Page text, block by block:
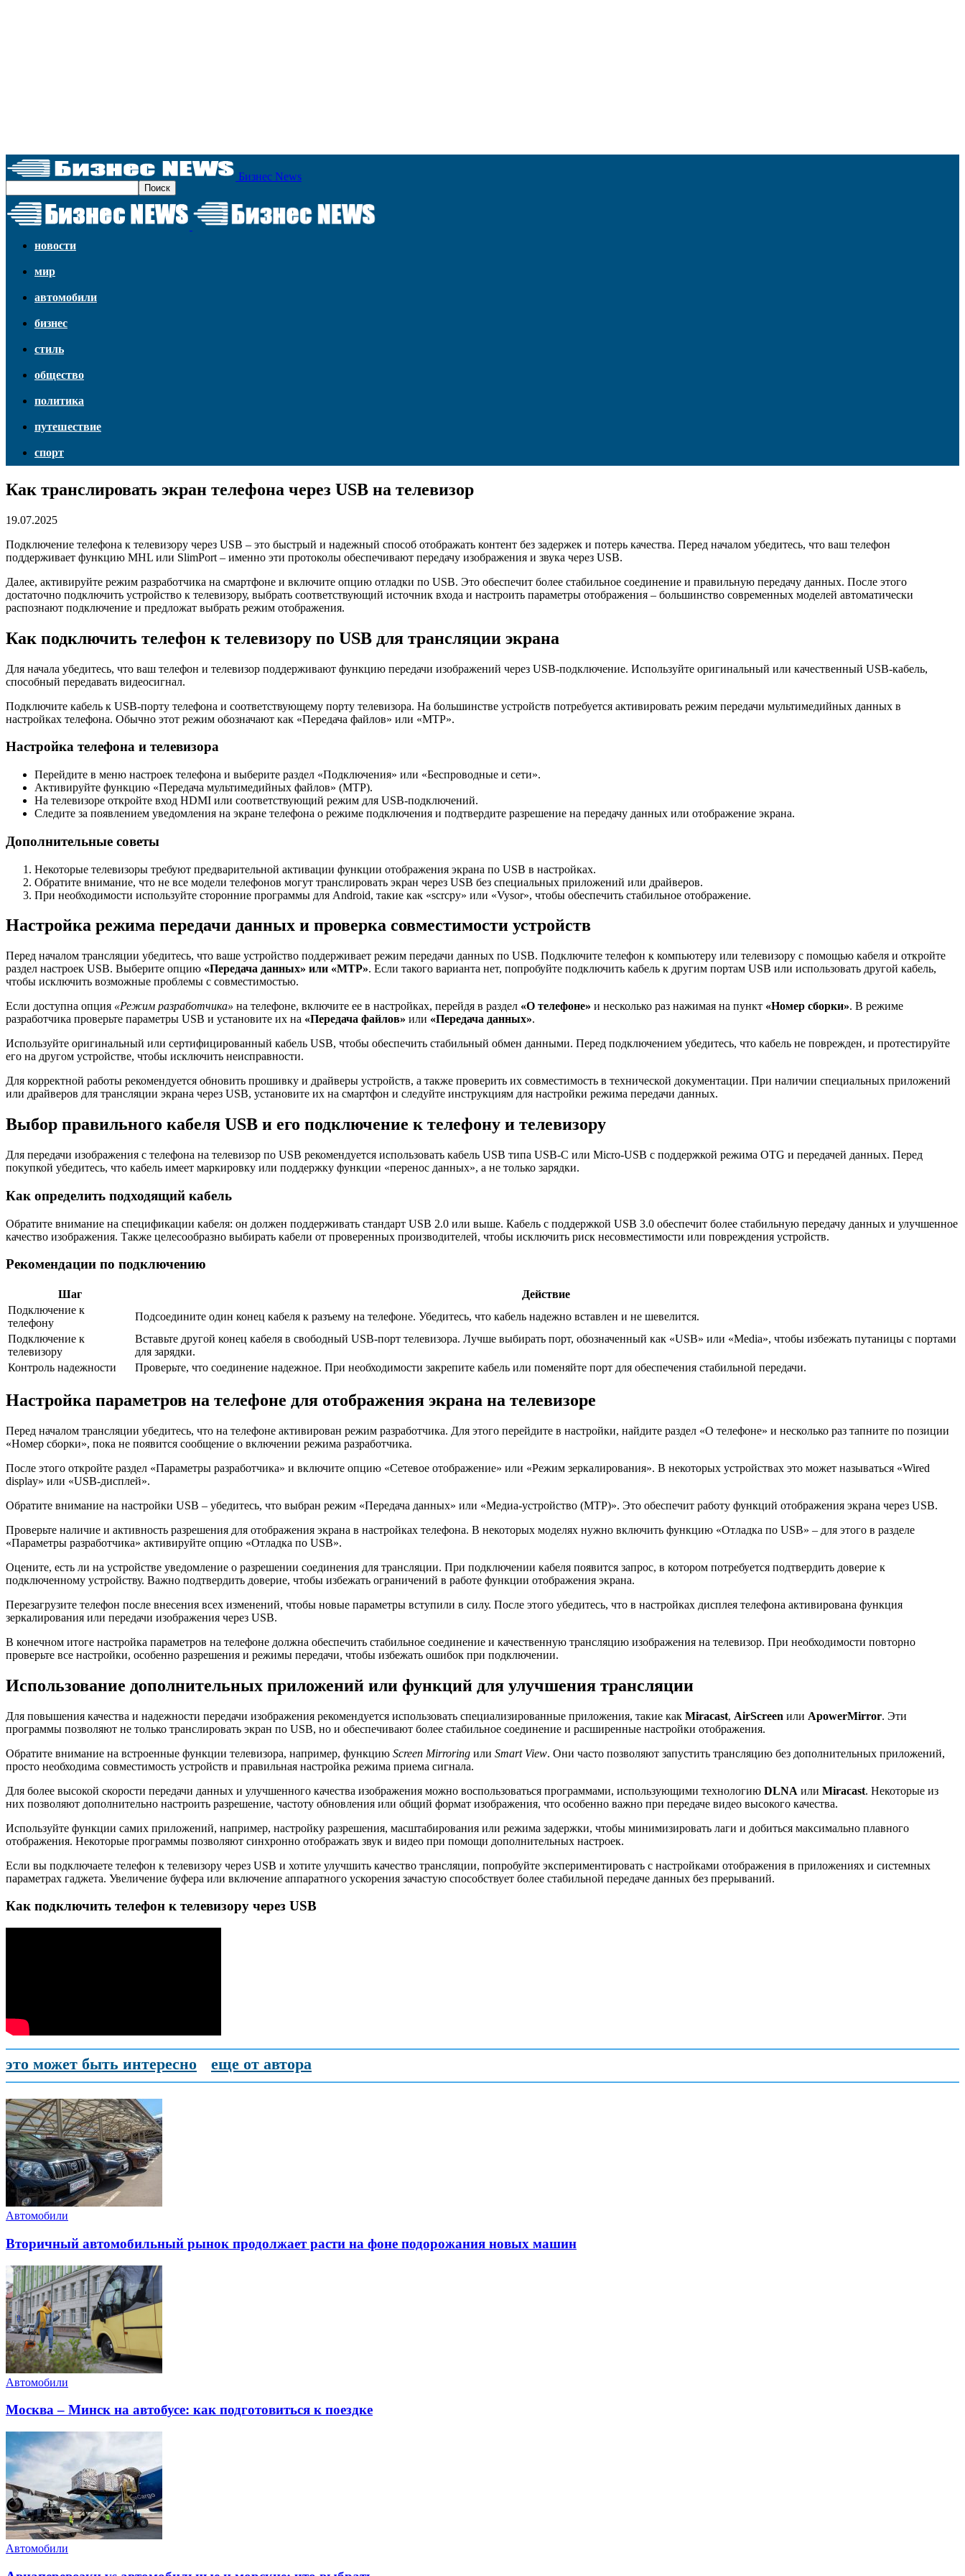
Бизнес News
новости
мир
автомобили
бизнес
стиль
общество
политика
путешествие
спорт
Как транслировать экран телефона через USB на телевизор
19.07.2025
Подключение телефона к телевизору через USB – это быстрый и надежный способ отображать контент без задержек и потерь качества. Перед началом убедитесь, что ваш телефон
поддерживает функцию MHL или SlimPort – именно эти протоколы обеспечивают передачу изображения и звука через USB.
Далее, активируйте режим разработчика на смартфоне и включите опцию отладки по USB. Это обеспечит более стабильное соединение и правильную передачу данных. После этого
достаточно подключить устройство к телевизору, выбрать соответствующий источник входа и настроить параметры отображения – большинство современных моделей автоматически
распознают подключение и предложат выбрать режим отображения.
Как подключить телефон к телевизору по USB для трансляции экрана
Для начала убедитесь, что ваш телефон и телевизор поддерживают функцию передачи изображений через USB-подключение. Используйте оригинальный или качественный USB-кабель,
способный передавать видеосигнал.
Подключите кабель к USB-порту телефона и соответствующему порту телевизора. На большинстве устройств потребуется активировать режим передачи мультимедийных данных в
настройках телефона. Обычно этот режим обозначают как «Передача файлов» или «MTP».
Настройка телефона и телевизора
Перейдите в меню настроек телефона и выберите раздел «Подключения» или «Беспроводные и сети».
Активируйте функцию «Передача мультимедийных файлов» (MTP).
На телевизоре откройте вход HDMI или соответствующий режим для USB-подключений.
Следите за появлением уведомления на экране телефона о режиме подключения и подтвердите разрешение на передачу данных или отображение экрана.
Дополнительные советы
Некоторые телевизоры требуют предварительной активации функции отображения экрана по USB в настройках.
Обратите внимание, что не все модели телефонов могут транслировать экран через USB без специальных приложений или драйверов.
При необходимости используйте сторонние программы для Android, такие как «scrcpy» или «Vysor», чтобы обеспечить стабильное отображение.
Настройка режима передачи данных и проверка совместимости устройств
Перед началом трансляции убедитесь, что ваше устройство поддерживает режим передачи данных по USB. Подключите телефон к компьютеру или телевизору с помощью кабеля и откройте
раздел настроек USB. Выберите опцию «Передача данных» или «MTP». Если такого варианта нет, попробуйте подключить кабель к другим портам USB или использовать другой кабель,
чтобы исключить возможные проблемы с совместимостью.
Если доступна опция «Режим разработчика» на телефоне, включите ее в настройках, перейдя в раздел «О телефоне» и несколько раз нажимая на пункт «Номер сборки». В режиме
разработчика проверьте параметры USB и установите их на «Передача файлов» или «Передача данных».
Используйте оригинальный или сертифицированный кабель USB, чтобы обеспечить стабильный обмен данными. Перед подключением убедитесь, что кабель не поврежден, и протестируйте
его на другом устройстве, чтобы исключить неисправности.
Для корректной работы рекомендуется обновить прошивку и драйверы устройств, а также проверить их совместимость в технической документации. При наличии специальных приложений
или драйверов для трансляции экрана через USB, установите их на смартфон и следуйте инструкциям для настройки режима передачи данных.
Выбор правильного кабеля USB и его подключение к телефону и телевизору
Для передачи изображения с телефона на телевизор по USB рекомендуется использовать кабель USB типа USB-C или Micro-USB с поддержкой режима OTG и передачей данных. Перед
покупкой убедитесь, что кабель имеет маркировку или поддержку функции «перенос данных», а не только зарядки.
Как определить подходящий кабель
Обратите внимание на спецификации кабеля: он должен поддерживать стандарт USB 2.0 или выше. Кабель с поддержкой USB 3.0 обеспечит более стабильную передачу данных и улучшенное
качество изображения. Также целесообразно выбирать кабели от проверенных производителей, чтобы исключить риск несовместимости или повреждения устройств.
Рекомендации по подключению
Шаг
Действие
Подключение к
телефону
Подсоедините один конец кабеля к разъему на телефоне. Убедитесь, что кабель надежно вставлен и не шевелится.
Подключение к
телевизору
Вставьте другой конец кабеля в свободный USB-порт телевизора. Лучше выбирать порт, обозначенный как «USB» или «Media», чтобы избежать путаницы с портами
для зарядки.
Контроль надежности
Проверьте, что соединение надежное. При необходимости закрепите кабель или поменяйте порт для обеспечения стабильной передачи.
Настройка параметров на телефоне для отображения экрана на телевизоре
Перед началом трансляции убедитесь, что на телефоне активирован режим разработчика. Для этого перейдите в настройки, найдите раздел «О телефоне» и несколько раз тапните по позиции
«Номер сборки», пока не появится сообщение о включении режима разработчика.
После этого откройте раздел «Параметры разработчика» и включите опцию «Сетевое отображение» или «Режим зеркалирования». В некоторых устройствах это может называться «Wired
display» или «USB-дисплей».
Обратите внимание на настройки USB – убедитесь, что выбран режим «Передача данных» или «Медиа-устройство (MTP)». Это обеспечит работу функций отображения экрана через USB.
Проверьте наличие и активность разрешения для отображения экрана в настройках телефона. В некоторых моделях нужно включить функцию «Отладка по USB» – для этого в разделе
«Параметры разработчика» активируйте опцию «Отладка по USB».
Оцените, есть ли на устройстве уведомление о разрешении соединения для трансляции. При подключении кабеля появится запрос, в котором потребуется подтвердить доверие к
подключенному устройству. Важно подтвердить доверие, чтобы избежать ограничений в работе функции отображения экрана.
Перезагрузите телефон после внесения всех изменений, чтобы новые параметры вступили в силу. После этого убедитесь, что в настройках дисплея телефона активирована функция
зеркалирования или передачи изображения через USB.
В конечном итоге настройка параметров на телефоне должна обеспечить стабильное соединение и качественную трансляцию изображения на телевизор. При необходимости повторно
проверьте все настройки, особенно разрешения и режимы передачи, чтобы избежать ошибок при подключении.
Использование дополнительных приложений или функций для улучшения трансляции
Для повышения качества и надежности передачи изображения рекомендуется использовать специализированные приложения, такие как Miracast, AirScreen или ApowerMirror. Эти
программы позволяют не только транслировать экран по USB, но и обеспечивают более стабильное соединение и расширенные настройки отображения.
Обратите внимание на встроенные функции телевизора, например, функцию Screen Mirroring или Smart View. Они часто позволяют запустить трансляцию без дополнительных приложений,
просто необходима совместимость устройств и правильная настройка режима приема сигнала.
Для более высокой скорости передачи данных и улучшенного качества изображения можно воспользоваться программами, использующими технологию DLNA или Miracast. Некоторые из
них позволяют дополнительно настроить разрешение, частоту обновления или общий формат изображения, что особенно важно при передаче видео высокого качества.
Используйте функции самих приложений, например, настройку разрешения, масштабирования или режима задержки, чтобы минимизировать лаги и добиться максимально плавного
отображения. Некоторые программы позволяют синхронно отображать звук и видео при помощи дополнительных настроек.
Если вы подключаете телефон к телевизору через USB и хотите улучшить качество трансляции, попробуйте экспериментировать с настройками отображения в приложениях и системных
параметрах гаджета. Увеличение буфера или включение аппаратного ускорения зачастую способствует более стабильной передаче данных без прерываний.
Как подключить телефон к телевизору через USB
это может быть интересно еще от автора
Автомобили
Вторичный автомобильный рынок продолжает расти на фоне подорожания новых машин
Автомобили
Москва – Минск на автобусе: как подготовиться к поездке
Автомобили